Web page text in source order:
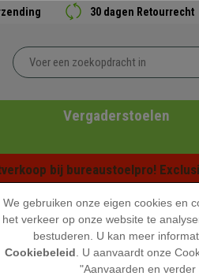
30 dagen Retourrecht
Vergaderstoelen
bij bureaustoelpro!
We gebruiken onze eigen cookies en
het verkeer op onze website te
bestuderen. U kan meer
Cookiebeleid . U aanvaardt onze
"Aanvaarden en verder